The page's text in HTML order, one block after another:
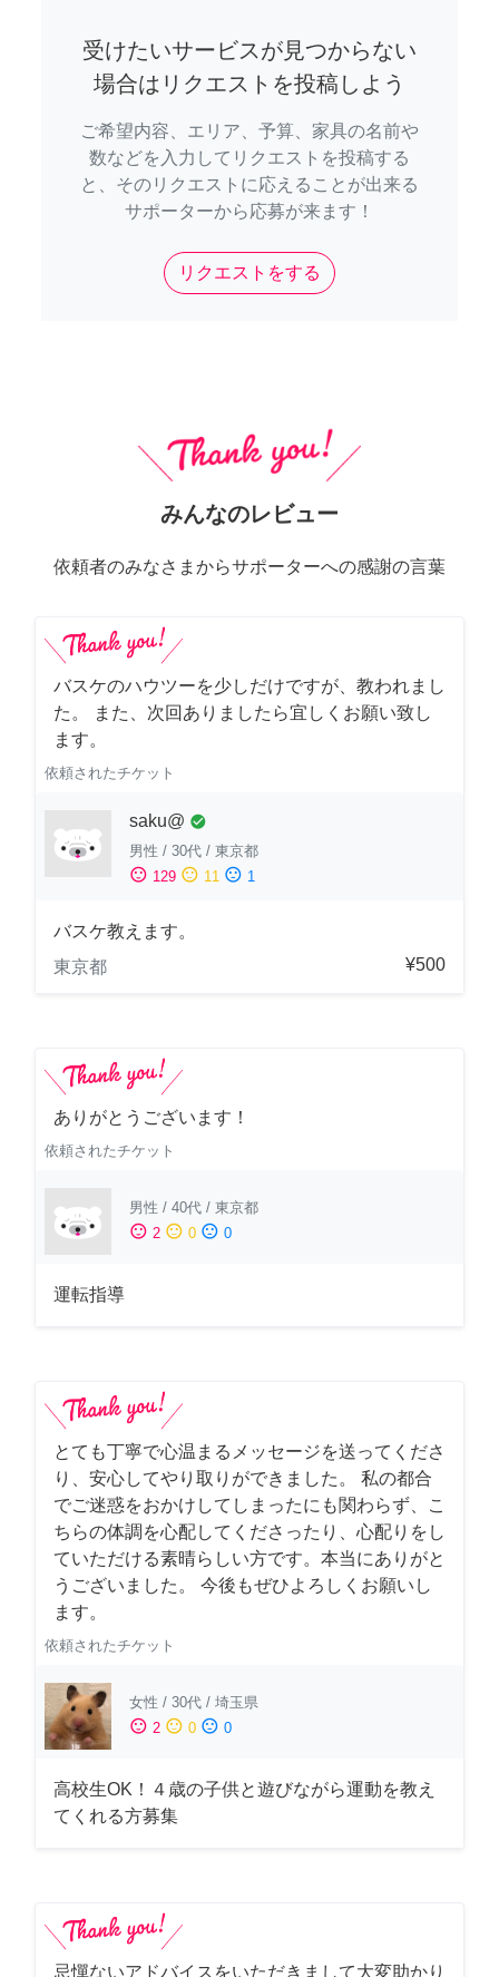
受けたいサービスが見つからない
場合はリクエストを投稿しよう
ご希望内容、エリア、予算、家具の名前や
数などを入力してリクエストを投稿する
と、そのリクエストに応えることが出来る
サポーターから応募が来ます！
リクエストをする
みんなのレビュー
依頼者のみなさまからサポーターへの感謝の言葉
バスケのハウツーを少しだけですが、教われまし
た。 また、次回ありましたら宜しくお願い致し
ます。
依頼されたチケット
saku@ check_circle
男性 / 30代 / 東京都
sentiment_satisfied 129 sentiment_neutral 11 sentiment_dissatisfied 1
バスケ教えます。
東京都
¥500
ありがとうございます！
依頼されたチケット
男性 / 40代 / 東京都
sentiment_satisfied 2 sentiment_neutral 0 sentiment_dissatisfied 0
運転指導
とても丁寧で心温まるメッセージを送ってくださ
り、安心してやり取りができました。 私の都合
でご迷惑をおかけしてしまったにも関わらず、こ
ちらの体調を心配してくださったり、心配りをし
ていただける素晴らしい方です。本当にありがと
うございました。 今後もぜひよろしくお願いし
ます。
依頼されたチケット
女性 / 30代 / 埼玉県
sentiment_satisfied 2 sentiment_neutral 0 sentiment_dissatisfied 0
高校生OK！４歳の子供と遊びながら運動を教え
てくれる方募集
忌憚ないアドバイスをいただきまして大変助かり